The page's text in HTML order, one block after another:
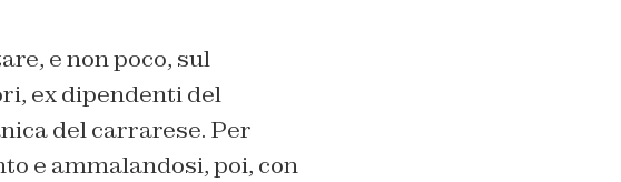
e non poco, sul
ex dipendenti del
del carrarese. Per
e ammalandosi, poi, con